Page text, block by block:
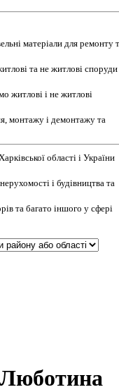
матеріали для ремонту
та не житлові споруди
житлові і не житлові
монтажу і демонтажу та
області і України
і будівництва та
та багато іншого у сфері